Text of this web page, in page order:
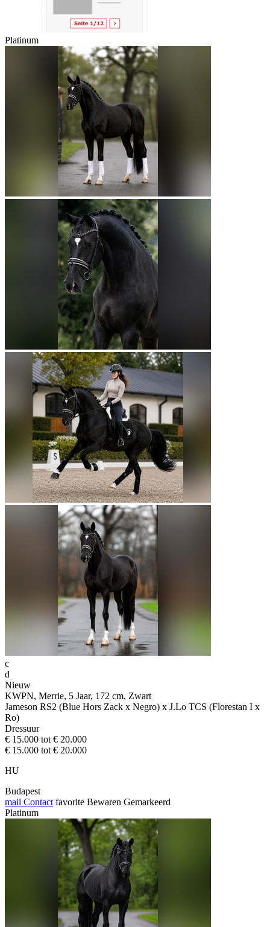
Platinum
c
d
Nieuw
KWPN, Merrie, 5 Jaar, 172 cm, Zwart
Jameson RS2 (Blue Hors Zack x Negro) x J.Lo TCS (Florestan I x
Ro)
Dressuur
€ 15.000 tot € 20.000
€ 15.000 tot € 20.000
HU
Budapest
mail Contact favorite Bewaren Gemarkeerd
Platinum